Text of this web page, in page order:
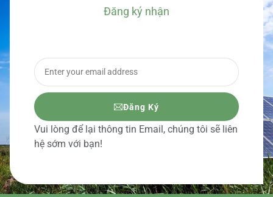
Đăng ký nhận
Đăng Ký
Vui lòng để lại thông tin Email, chúng tôi sẽ liên
hệ sớm với bạn!